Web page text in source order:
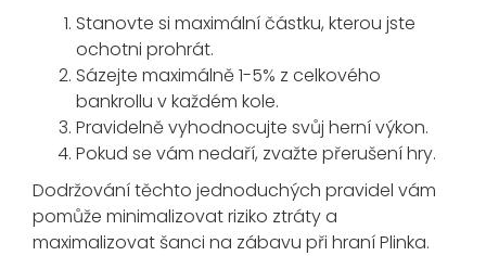
Stanovte si maximální částku, kterou jste
ochotni prohrát.
Sázejte maximálně 1-5% z celkového
bankrollu v každém kole.
Pravidelně vyhodnocujte svůj herní výkon.
Pokud se vám nedaří, zvažte přerušení hry.
Dodržování těchto jednoduchých pravidel vám
pomůže minimalizovat riziko ztráty a
maximalizovat šanci na zábavu při hraní Plinka.